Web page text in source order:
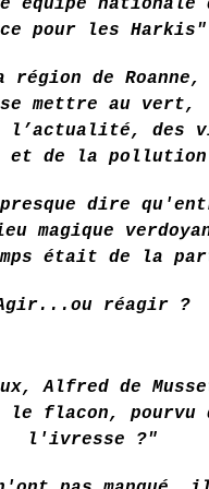
équipe
pour les
région de
mettre au vert,
l’actualité, des
et de la
dire
magique
était de la
réagir ?
Alfred de
le flacon, pourvu
l'ivresse ?"